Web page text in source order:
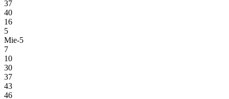
37
40
16
5
Mie-5
7
10
30
37
43
46